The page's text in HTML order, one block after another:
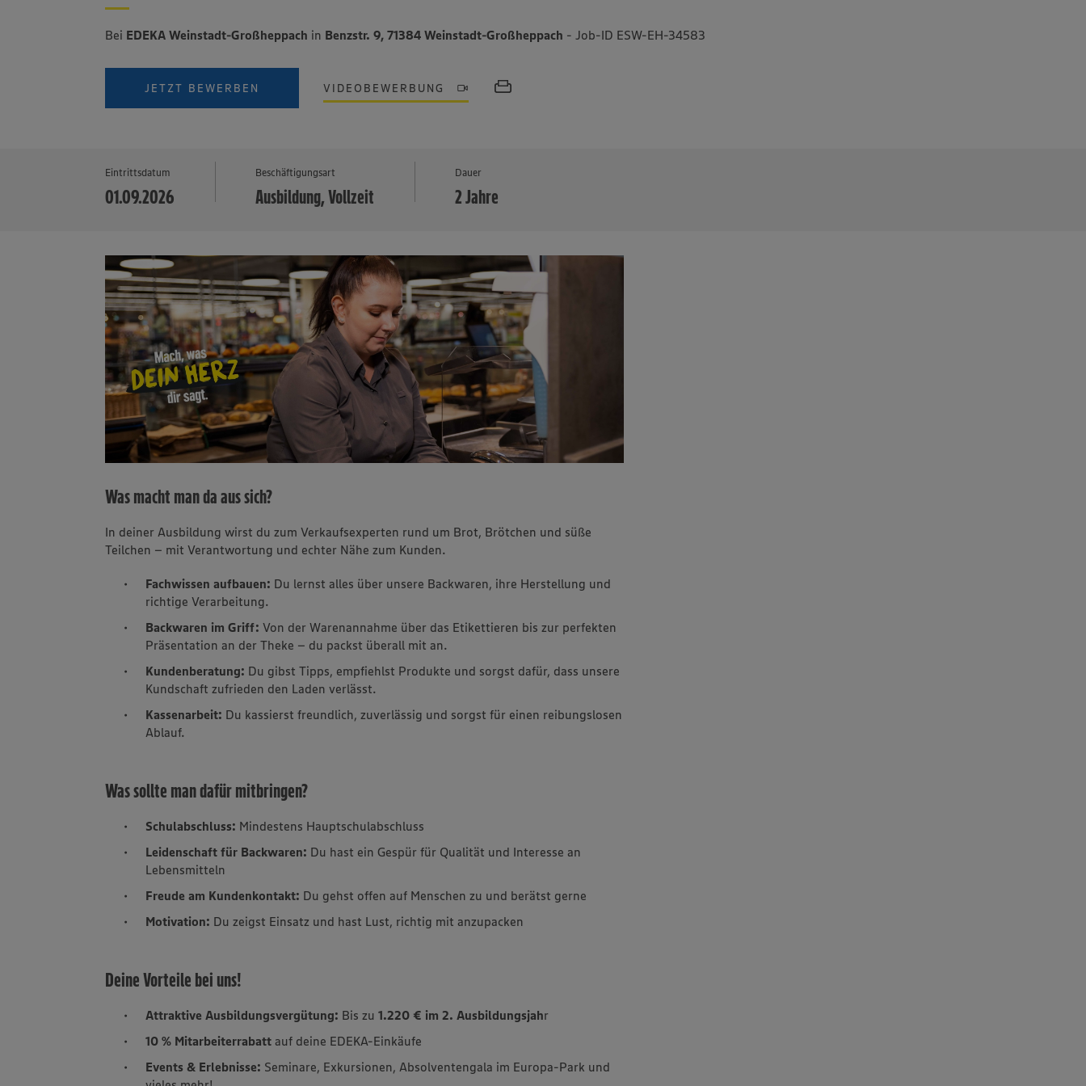
Bei EDEKA Weinstadt-Großheppach in Benzstr. 9, 71384 Weinstadt-Großheppach - Job-ID ESW-EH-34583
JETZT BEWERBEN VIDEOBEWERBUNG
Eintrittsdatum
01.09.2026
Beschäftigungsart
Ausbildung, Vollzeit
Dauer
2 Jahre
Was macht man da aus sich?
In deiner Ausbildung wirst du zum Verkaufsexperten rund um Brot, Brötchen und süße
Teilchen – mit Verantwortung und echter Nähe zum Kunden.
Fachwissen aufbauen: Du lernst alles über unsere Backwaren, ihre Herstellung und
richtige Verarbeitung.
Backwaren im Griff: Von der Warenannahme über das Etikettieren bis zur perfekten
Präsentation an der Theke – du packst überall mit an.
Kundenberatung: Du gibst Tipps, empfiehlst Produkte und sorgst dafür, dass unsere
Kundschaft zufrieden den Laden verlässt.
Kassenarbeit: Du kassierst freundlich, zuverlässig und sorgst für einen reibungslosen
Ablauf.
Was sollte man dafür mitbringen?
Schulabschluss: Mindestens Hauptschulabschluss
Leidenschaft für Backwaren: Du hast ein Gespür für Qualität und Interesse an
Lebensmitteln
Freude am Kundenkontakt: Du gehst offen auf Menschen zu und berätst gerne
Motivation: Du zeigst Einsatz und hast Lust, richtig mit anzupacken
Deine Vorteile bei uns!
Attraktive Ausbildungsvergütung: Bis zu 1.220 € im 2. Ausbildungsjahr
10 % Mitarbeiterrabatt auf deine EDEKA-Einkäufe
Events & Erlebnisse: Seminare, Exkursionen, Absolventengala im Europa-Park und